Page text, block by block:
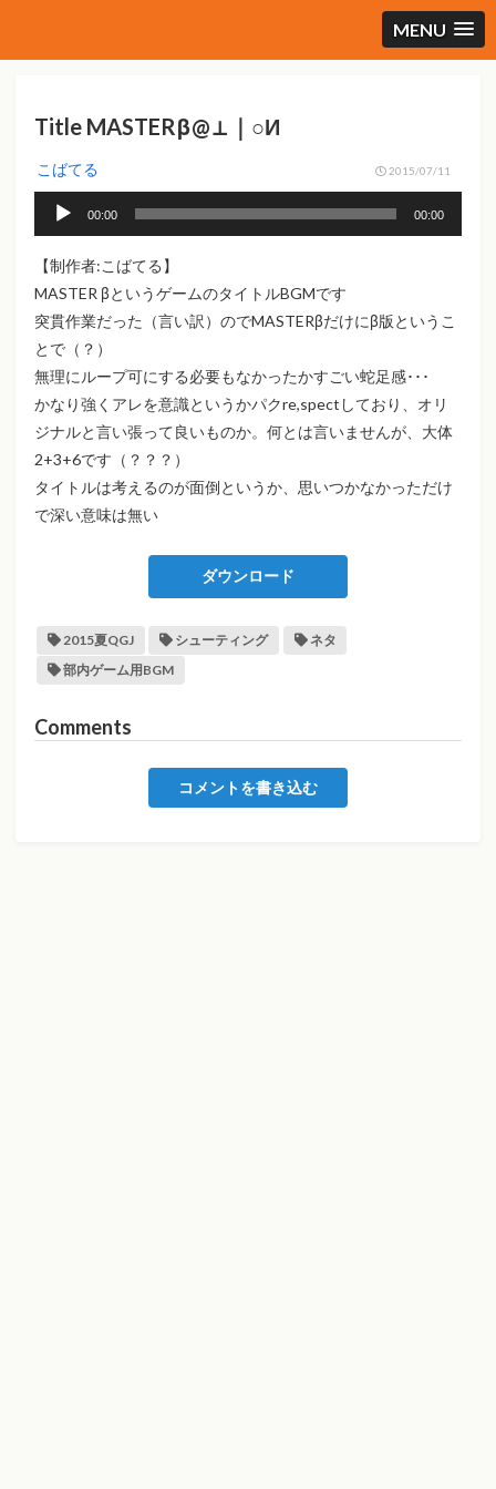
MENU
Title MASTERβ@⊥｜○И
こばてる 2015/07/11
声
プ
レ
ー
ヤ
ー
00:00 00:00
【制作者:こばてる】
MASTER βというゲームのタイトルBGMです
突貫作業だった（言い訳）のでMASTERβだけにβ版というこ
とで（？）
無理にループ可にする必要もなかったかすごい蛇足感･･･
かなり強くアレを意識というかパクre,spectしており、オリ
ジナルと言い張って良いものか。何とは言いませんが、大体
2+3+6です（？？？）
タイトルは考えるのが面倒というか、思いつかなかっただけ
で深い意味は無い
ダウンロード
2015夏QGJ シューティング
ネタ
部内ゲーム用BGM
Comments
コメントを書き込む